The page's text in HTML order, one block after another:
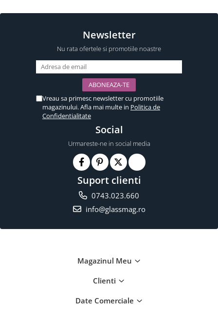
Newsletter
Nu rata ofertele si promotiile noastre
Vreau sa primesc newsletter cu promotiile
magazinului. Afla mai multe in Politica de
Confidentialitate
Social
Urmareste-ne in social media
Suport clienti
0743.023.660
info@glassmag.ro
Magazinul Meu
Clienti
Date Comerciale